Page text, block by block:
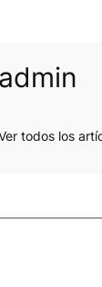
admin
todos los